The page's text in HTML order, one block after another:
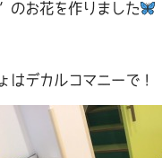
お花を作りました
はデカルコマニーで！